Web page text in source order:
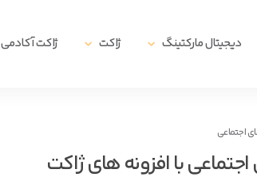
دیجیتال مارکتینگ ژاکت ژاکت آکادمی
اجتماعی
با افزونه های ژاکت